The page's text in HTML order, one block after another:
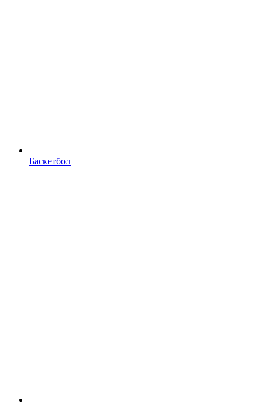
Баскетбол